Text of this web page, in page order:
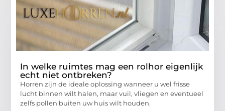
In welke ruimtes mag een rolhor eigenlijk
echt niet ontbreken?
Horren zijn de ideale oplossing wanneer u wel frisse
lucht binnen wilt halen, maar vuil, vliegen en eventueel
zelfs pollen buiten uw huis wilt houden.